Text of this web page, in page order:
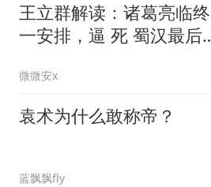
王立群解读：诸葛亮临终
一安排，逼 死 蜀汉最后
微微安x
袁术为什么敢称帝？
蓝飘飘fly